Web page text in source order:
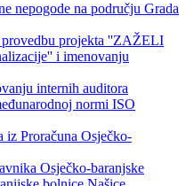
nepogode na području Grada
provedbu projekta ''ZAŽELI
i imenovanju
internih auditora
normi ISO
iz Proračuna Osječko-
Osječko-baranjske